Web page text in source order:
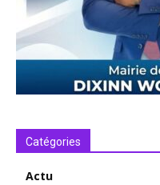
Catégories
Actu